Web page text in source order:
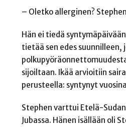
– Oletko allerginen?
Hän ei tiedä
tietää sen edes suunnilleen,
sijoiltaan. Ikää arvioitiin
perusteella: syntynyt
Stephen varttui Etelä-
Jubassa. Hänen isällään oli